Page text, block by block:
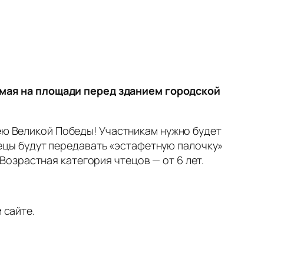
на площади перед зданием городской
Великой Победы! Участникам нужно будет
будут передавать «эстафетную палочку»
категория чтецов — от 6 лет.